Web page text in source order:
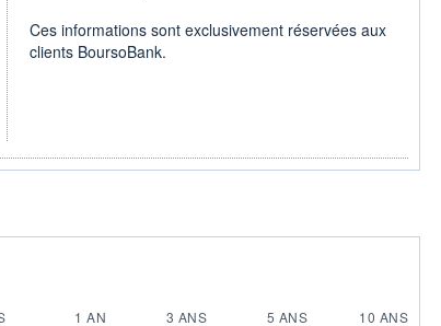
Ces informations sont exclusivement réservées aux
clients BoursoBank.
1 AN 3 ANS 5 ANS
10 ANS